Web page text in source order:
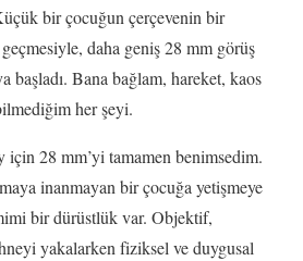
bir çocuğun çerçevenin bir
daha geniş 28 mm görüş
başladı. Bana bağlam, hareket, kaos
her şeyi.
28 mm’yi tamamen benimsedim.
inanmayan bir çocuğa yetişmeye
bir dürüstlük var. Objektif,
yakalarken fiziksel ve duygusal